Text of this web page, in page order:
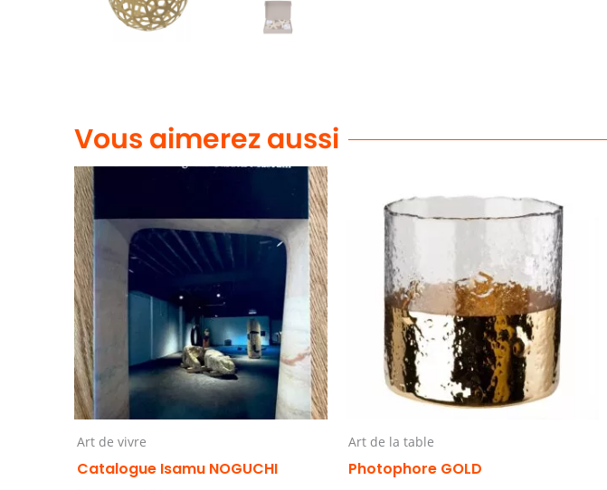
Vous aimerez aussi
Art de vivre
Catalogue Isamu NOGUCHI
Art de la table
Photophore GOLD